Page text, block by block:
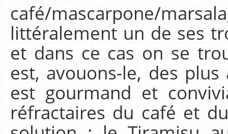
café/mascarpone/
littéralement un de ses
et dans ce cas on se
est, avouons-le, des
est gourmand et
réfractaires du café et